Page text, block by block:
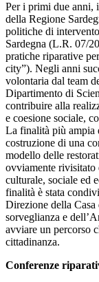
Per i primi due anni,
della Regione
politiche di
Sardegna (L.R. 07/
pratiche riparative
city”). Negli anni
volontaria dal team
Dipartimento di
contribuire alla
e coesione sociale,
La finalità più ampia
costruzione di una
modello delle
ovviamente rivisitato
culturale, sociale ed
finalità è stata
Direzione della
sorveglianza e
avviare un percorso
cittadinanza.
Conferenze